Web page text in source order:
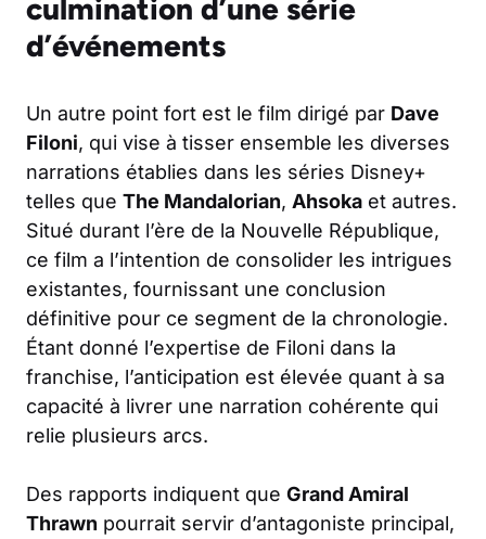
culmination d’une série
d’événements
Un autre point fort est le film dirigé par Dave
Filoni, qui vise à tisser ensemble les diverses
narrations établies dans les séries Disney+
telles que The Mandalorian, Ahsoka et autres.
Situé durant l’ère de la Nouvelle République,
ce film a l’intention de consolider les intrigues
existantes, fournissant une conclusion
définitive pour ce segment de la chronologie.
Étant donné l’expertise de Filoni dans la
franchise, l’anticipation est élevée quant à sa
capacité à livrer une narration cohérente qui
relie plusieurs arcs.
Des rapports indiquent que Grand Amiral
Thrawn pourrait servir d’antagoniste principal,